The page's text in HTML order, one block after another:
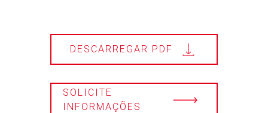
DESCARREGAR PDF
SOLICITE
INFORMAÇÕES